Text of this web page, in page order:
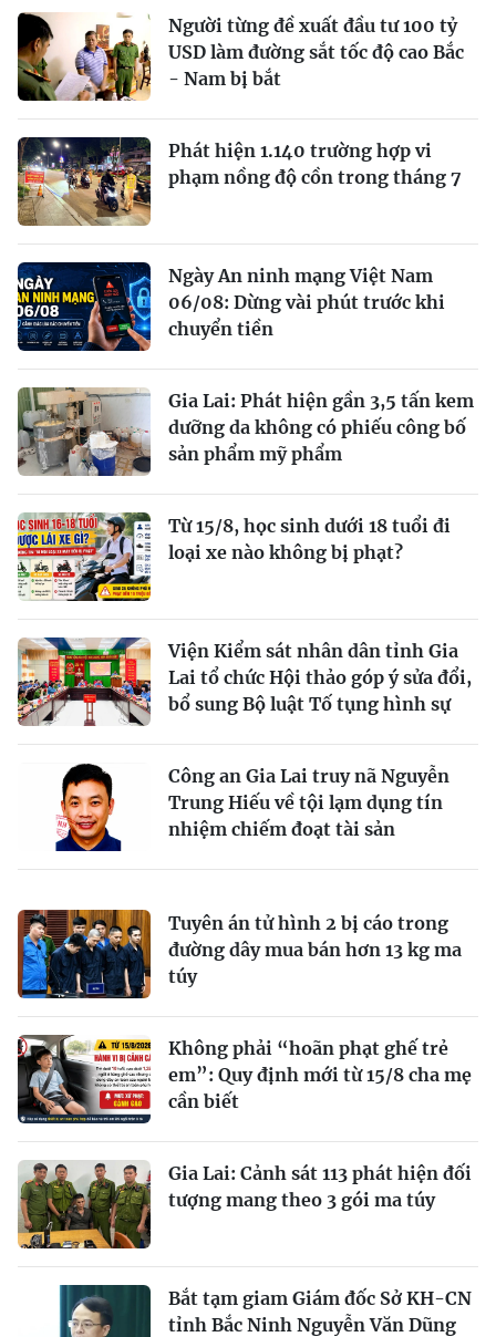
Người từng đề xuất đầu tư 100 tỷ
USD làm đường sắt tốc độ cao Bắc
- Nam bị bắt
Phát hiện 1.140 trường hợp vi
phạm nồng độ cồn trong tháng 7
Ngày An ninh mạng Việt Nam
06/08: Dừng vài phút trước khi
chuyển tiền
Gia Lai: Phát hiện gần 3,5 tấn kem
dưỡng da không có phiếu công bố
sản phẩm mỹ phẩm
Từ 15/8, học sinh dưới 18 tuổi đi
loại xe nào không bị phạt?
Viện Kiểm sát nhân dân tỉnh Gia
Lai tổ chức Hội thảo góp ý sửa đổi,
bổ sung Bộ luật Tố tụng hình sự
Công an Gia Lai truy nã Nguyễn
Trung Hiếu về tội lạm dụng tín
nhiệm chiếm đoạt tài sản
Tuyên án tử hình 2 bị cáo trong
đường dây mua bán hơn 13 kg ma
túy
Không phải “hoãn phạt ghế trẻ
em”: Quy định mới từ 15/8 cha mẹ
cần biết
Gia Lai: Cảnh sát 113 phát hiện đối
tượng mang theo 3 gói ma túy
Bắt tạm giam Giám đốc Sở KH-CN
tỉnh Bắc Ninh Nguyễn Văn Dũng